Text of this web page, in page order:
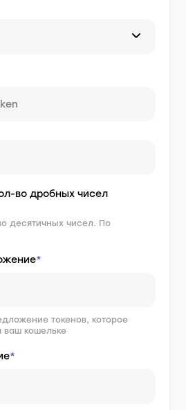
во дробных чисел
десятичных чисел. По
*
токенов, которое
ваш кошельке
*